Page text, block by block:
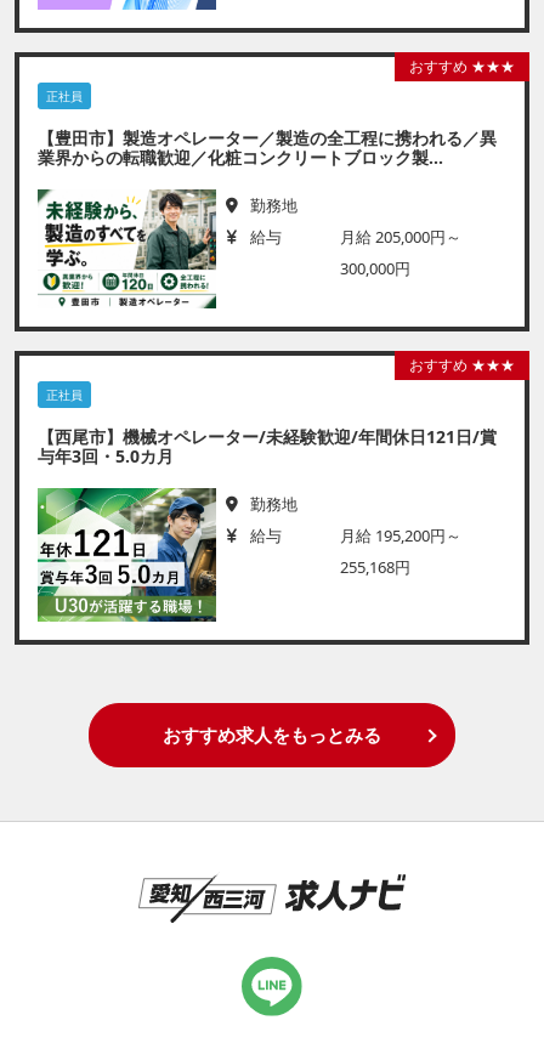
おすすめ ★★★
正社員
【豊田市】製造オペレーター／製造の全工程に携われる／異
業界からの転職歓迎／化粧コンクリートブロック製...
勤務地
給与
月給 205,000円～
300,000円
おすすめ ★★★
正社員
【西尾市】機械オペレーター/未経験歓迎/年間休日121日/賞
与年3回・5.0カ月
勤務地
給与
月給 195,200円～
255,168円
おすすめ求人をもっとみる